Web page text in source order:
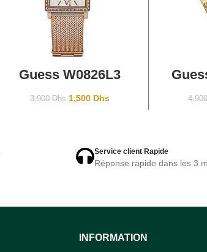
AJOUTER AU PANIER
Guess W0826L3
3,900Dhs 1,500 Dhs
Service client Rapide
Réponse rapide dans les 3
INFORMATION